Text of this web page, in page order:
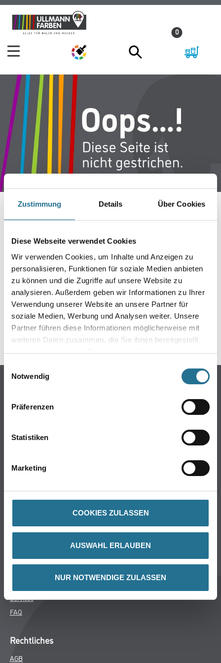
Zustimmung Details Über Cookies
Diese Webseite verwendet Cookies
Wir verwenden Cookies, um Inhalte und Anzeigen zu
personalisieren, Funktionen für soziale Medien anbieten
zu können und die Zugriffe auf unsere Website zu
analysieren. Außerdem geben wir Informationen zu Ihrer
Verwendung unserer Website an unsere Partner für
soziale Medien, Werbung und Analysen weiter. Unsere
Partner führen diese Informationen möglicherweise mit
weiteren Daten zusammen, die Sie ihnen bereitgestellt
haben oder die sie im Rahmen Ihrer Nutzung der Dienste
Einwilligungsauswahl
Notwendig
Präferenzen
Statistiken
Marketing
COOKIES ZULASSEN
AUSWAHL ERLAUBEN
NUR NOTWENDIGE ZULASSEN
Zum
Inhalt
Zum
Navigationsmenü
0
IST AUFGETRETEN
Keine Sorge, wir pinseln schon an der Lösung und
werden das Problem so schnell wie möglich beheben.
Erkunden Sie in der Zwischenzeit unseren Online-Shop
und lassen Sie sich inspirieren.
ZURÜCK ZUM ONLINE-SHOP
Online-Shop
Putze- und Spachtelmassen
Wand- & Deckenbeläge
Über uns
MPlus
Services
FAQ
Rechtliches
AGB